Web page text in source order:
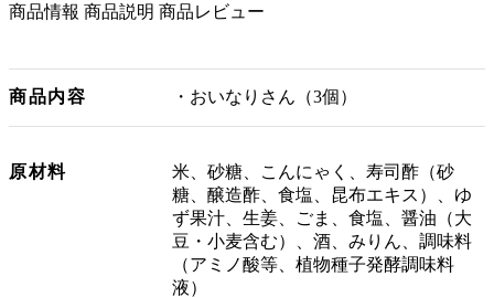
商品情報 商品説明 商品レビュー
商品内容 ・おいなりさん（3個）
原材料
米、砂糖、こんにゃく、寿司酢（砂
糖、醸造酢、食塩、昆布エキス）、ゆ
ず果汁、生姜、ごま、食塩、醤油（大
豆・小麦含む）、酒、みりん、調味料
（アミノ酸等、植物種子発酵調味料
液）